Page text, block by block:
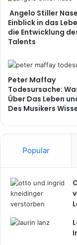
Angelo Stiller
Einblick in das
die Entwicklung
Talents
Peter Maffay
Todesursache:
Über Das Leben
Des Musikers
Popular